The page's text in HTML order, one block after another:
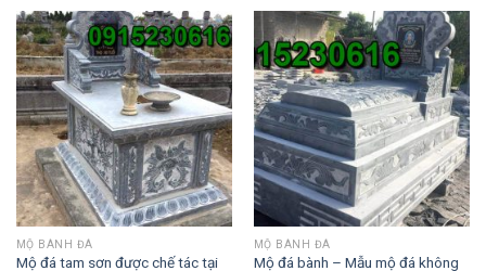
MỘ BÀNH ĐÁ
Mộ đá tam sơn được chế tác tại
MỘ BÀNH ĐÁ
Mộ đá bành – Mẫu mộ đá không